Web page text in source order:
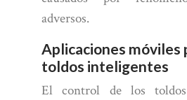
adversos.
Aplicaciones móviles
toldos inteligentes
El control de los